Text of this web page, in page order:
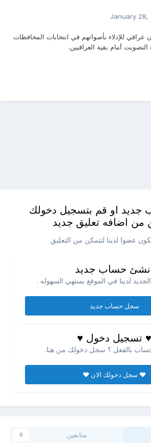
January 28,
للإدلاء بأصواتهم في انتخابات المحافظات
أمام بقية العراقيين.
او قم بتسجيل دخولك
من اضافه تعليق جديد
عضوا لدينا لتتمكن من التعليق
حساب جديد
لدينا في الموقع بمنتهي السهوله .
سجل حساب جديد
♥ تسجيل دخول ♥
بالفعل ؟ سجل دخولك من هنا.
♥ سجل دخولك الان ♥
متابعين 0